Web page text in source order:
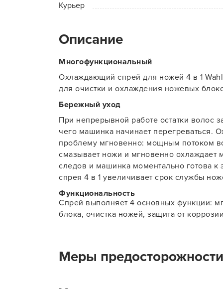
Для
Курьер
Описание
Многофункциональный
Охлаждающий спрей для ножей 4 в 1
для очистки и охлаждения ножевых
Бережный уход
При непрерывной работе остатки волос
чего машинка начинает перегреваться.
проблему мгновенно: мощным потоком
смазывает ножи и мгновенно охлаждает
следов и машинка моментально готова к
спрея 4 в 1 увеличивает срок службы
Функциональность
Спрей выполняет 4 основных функции:
блока, очистка ножей, защита от
Меры предосторожности